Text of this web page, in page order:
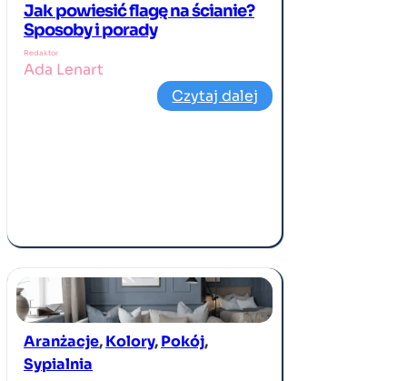
Jak powiesić flagę na ścianie?
Sposoby i porady
Redaktor
Ada Lenart
Czytaj dalej
Aranżacje, Kolory, Pokój
Sypialnia